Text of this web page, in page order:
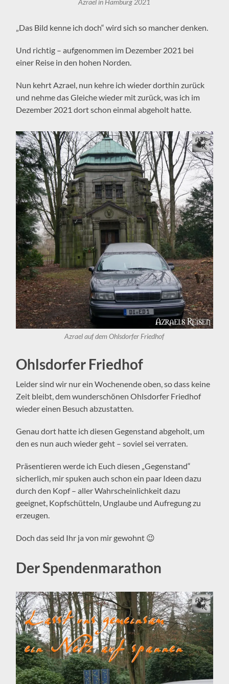
Azrael in Hamburg 2021
„Das Bild kenne ich doch“ wird sich so mancher denken.
Und richtig – aufgenommen im Dezember 2021 bei
einer Reise in den hohen Norden.
Nun kehrt Azrael, nun kehre ich wieder dorthin zurück
und nehme das Gleiche wieder mit zurück, was ich im
Dezember 2021 dort schon einmal abgeholt hatte.
Azrael auf dem Ohlsdorfer Friedhof
Ohlsdorfer Friedhof
Leider sind wir nur ein Wochenende oben, so dass keine
Zeit bleibt, dem wunderschönen Ohlsdorfer Friedhof
wieder einen Besuch abzustatten.
Genau dort hatte ich diesen Gegenstand abgeholt, um
den es nun auch wieder geht – soviel sei verraten.
Präsentieren werde ich Euch diesen „Gegenstand“
sicherlich, mir spuken auch schon ein paar Ideen dazu
durch den Kopf – aller Wahrscheinlichkeit dazu
geeignet, Kopfschütteln, Unglaube und Aufregung zu
erzeugen.
Doch das seid Ihr ja von mir gewohnt 😉
Der Spendenmarathon